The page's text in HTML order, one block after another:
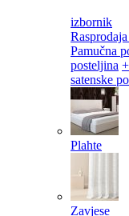
izbornik
Pamučna
posteljina
satenske
Plahte
Zavjese